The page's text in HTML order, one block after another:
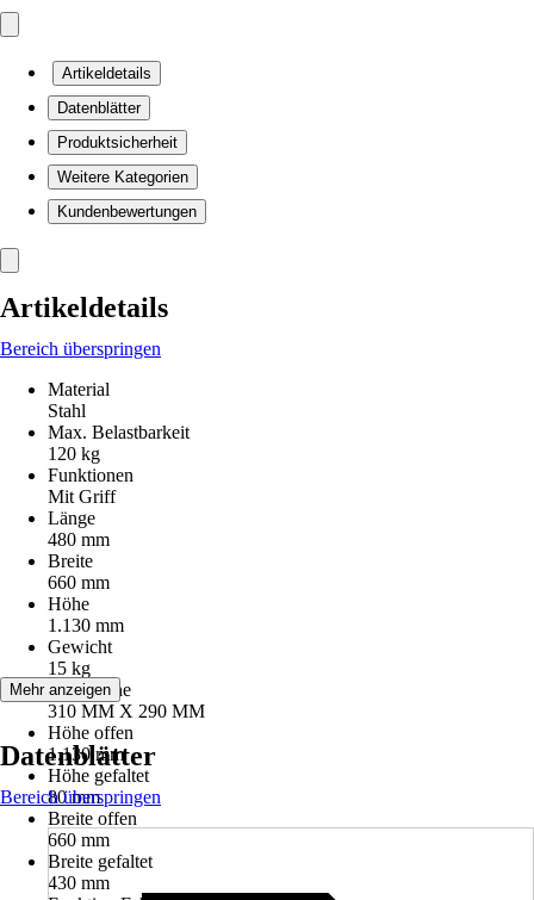
Artikeldetails
Datenblätter
Produktsicherheit
Weitere Kategorien
Kundenbewertungen
Artikeldetails
Bereich überspringen
Material
Stahl
Max. Belastbarkeit
120 kg
Funktionen
Mit Griff
Länge
480 mm
Breite
660 mm
Höhe
1.130 mm
Gewicht
15 kg
Ladefläche
310 MM X 290 MM
Höhe offen
1.130 mm
Höhe gefaltet
80 mm
Breite offen
660 mm
Breite gefaltet
430 mm
Mehr anzeigen
Datenblätter
Bereich überspringen